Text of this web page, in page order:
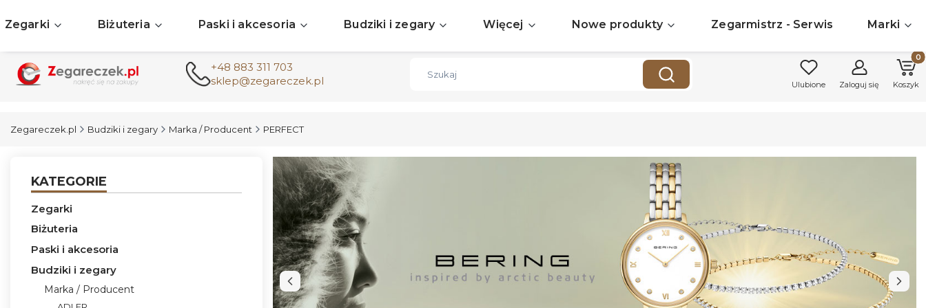
+48 883 311 703
sklep@zegareczek.pl
WyczyśćSzukaj Ulubione Zaloguj się Koszyk
Zegarki Biżuteria Paski i akcesoria Budziki i zegary Więcej Nowe produkty Zegarmistrz - Serwis Marki
Zegareczek.pl Budziki i zegary Marka / Producent PERFECT
KATEGORIE
Zegarki
Biżuteria
Paski i akcesoria
Budziki i zegary
Marka / Producent